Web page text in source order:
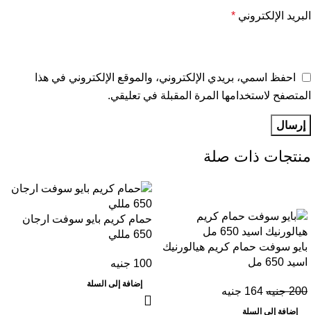
البريد الإلكتروني *
احفظ اسمي، بريدي الإلكتروني، والموقع الإلكتروني في هذا
المتصفح لاستخدامها المرة المقبلة في تعليقي.
منتجات ذات صلة
بايو سوفت حمام كريم هيالورنيك
اسيد 650 مل
200 جنيه 164 جنيه
إضافة إلى السلة
حمام كريم بايو سوفت ارجان
650 مللي
100 جنيه
إضافة إلى السلة